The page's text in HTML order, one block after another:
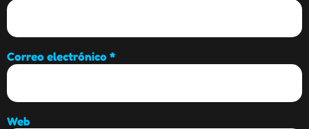
Correo electrónico *
Web